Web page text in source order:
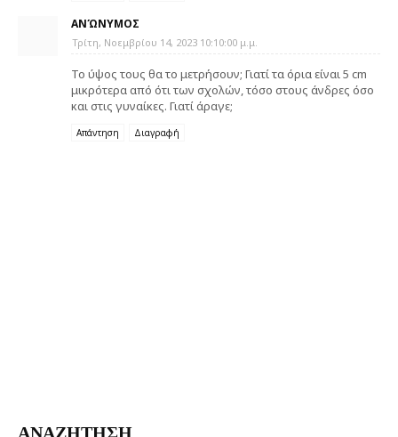
ΑΝΏΝΥΜΟΣ
Τρίτη, Νοεμβρίου 14, 2023 10:10:00 μ.μ.
Το ύψος τους θα το μετρήσουν; Γιατί τα όρια είναι 5 cm
μικρότερα από ότι των σχολών, τόσο στους άνδρες όσο
και στις γυναίκες. Γιατί άραγε;
Απάντηση Διαγραφή
ΑΝΑΖΗΤΗΣΗ